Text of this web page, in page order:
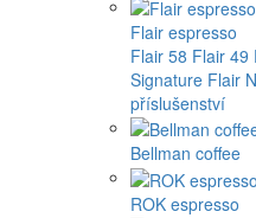
Flair espresso
Flair 58 Flair 49
Signature Flair
příslušenství
Bellman coffee
ROK espresso